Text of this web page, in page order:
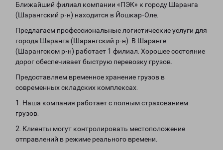
Ближайший филиал компании «ПЭК» к городу Шаранга
(Шарангский р-н) находится в Йошкар-Оле.
Предлагаем профессиональные логистические услуги для
города Шаранга (Шарангский р-н). В Шаранге
(Шарангском р-н) работает 1 филиал. Хорошее состояние
дорог обеспечивает быструю перевозку грузов.
Предоставляем временное хранение грузов в
современных складских комплексах.
1. Наша компания работает с полным страхованием
грузов.
2. Клиенты могут контролировать местоположение
отправлений в режиме реального времени.